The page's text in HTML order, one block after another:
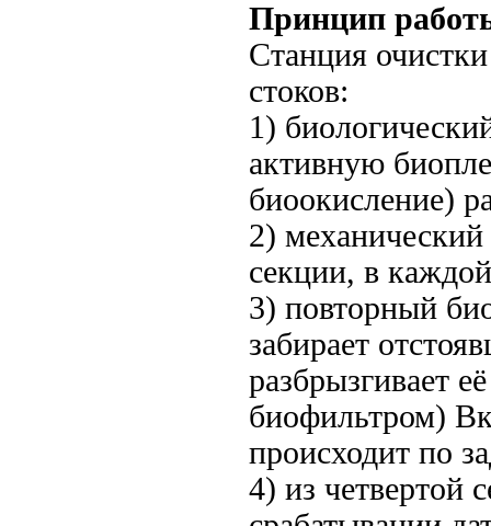
Принцип
Станция
стоков:
1)
активную
биоокисление)
2) механический
секции, в
3) повторный
забирает
разбрызгивает
биофильтром)
происходит по
4) из четвертой